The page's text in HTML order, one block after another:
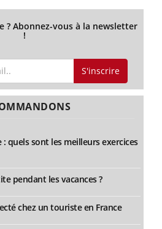
? Abonnez-vous à la newsletter
!
S'inscrire
quels sont les meilleurs exercices
pendant les vacances ?
chez un touriste en France